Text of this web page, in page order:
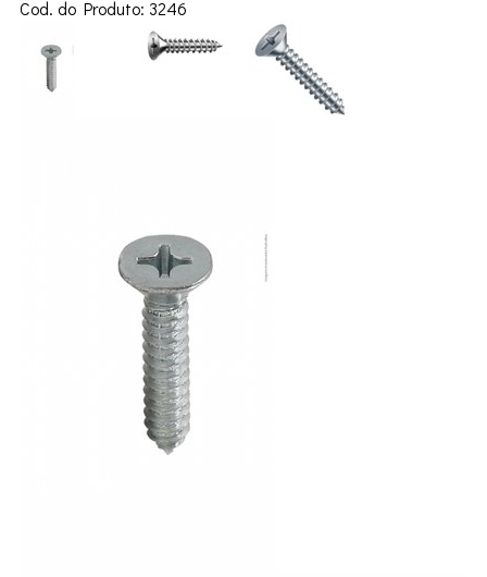
Cod. do Produto: 3246